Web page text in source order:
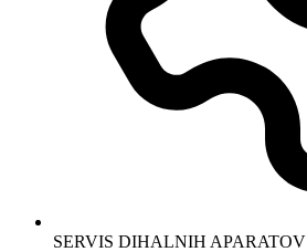
SERVIS DIHALNIH APARATOV